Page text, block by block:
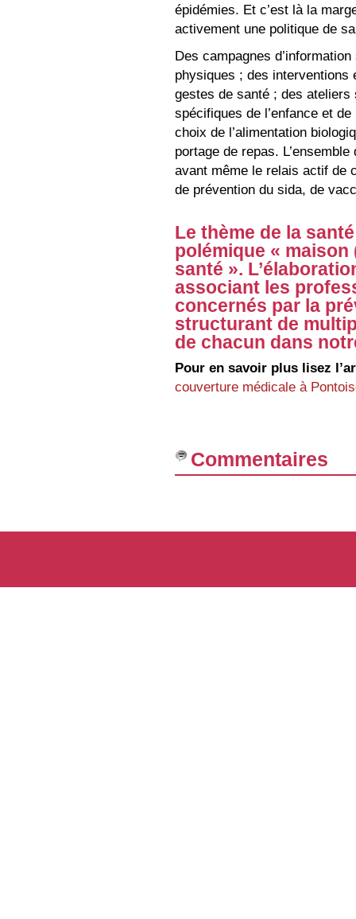
épidémies. Et c’est là la
activement une politique de
Des campagnes
physiques ; des
gestes de santé ; des
spécifiques de l’enfance et
choix de l’alimentation
portage de repas.
avant même le relais actif de
de prévention du sida, de
Le thème de la
polémique «
santé ».
associant les
concernés par la
structurant de
de chacun dans
Pour en savoir plus lisez
couverture médicale à
Commentaires